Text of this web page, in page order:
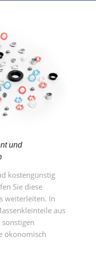
und
kostengünstig
Sie diese
weiterleiten. In
aus
ökonomisch